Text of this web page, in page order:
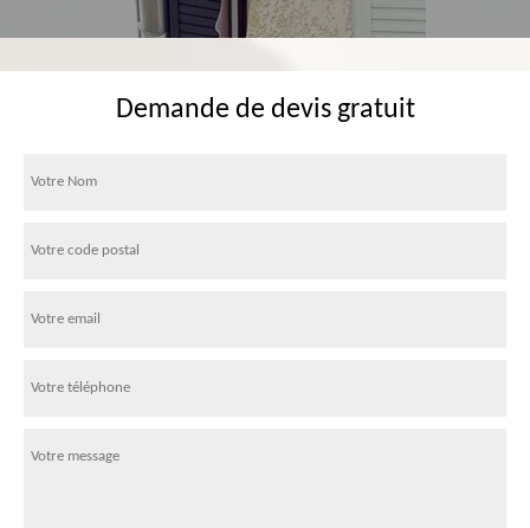
Demande de devis gratuit